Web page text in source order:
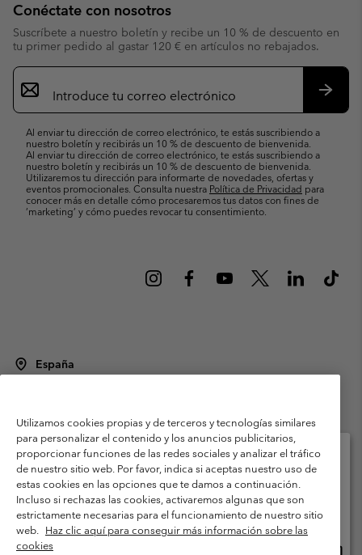
Conéctate con nosotros
Suscríbete a nuestro boletín y recibe un 10 % de descuento en
tu primer pedido al gastar 120 € en artículos no rebajados.
Suscripción
de
correo
Al enviar tu dirección de correo electrónico, te estás suscribiendo a
nuestro boletín y recibirás un 10 % de descuento de bienvenida.
Al enviar tu dirección de correo electrónico, te estás suscribiendo a
nuestro boletín y recibirás un 10 % de descuento de bienvenida.
Utilizaremos tu dirección para informarte de novedades, ofertas y
eventos promocionales. Consulta nuestra Política de Privacidad para
conocer más en detalle cómo procesaremos tus datos con fines de
’marketing’ y cómo puedes revocar tu consentimiento.
España
Condiciones de uso
Terminos de Venta
Garantía
Política de Privacidad
Términos y condiciones del programa de miembros
Términos De Uso Del Contenido Generado Por Los Usuarios
Impressum
Cookies Public CBCR
Utilizamos cookies propias y de terceros y tecnologías similares
para personalizar el contenido y los anuncios publicitarios,
proporcionar funciones de las redes sociales y analizar el tráfico
de nuestro sitio web. Por favor, indica si aceptas nuestro uso de
estas cookies en las opciones que te damos a continuación.
Incluso si rechazas las cookies, activaremos algunas que son
estrictamente necesarias para el funcionamiento de nuestro sitio
web. Haz clic aquí para conseguir más información sobre las
cookies
Selecciona tu país e idioma envío
Compras en línea disponibles